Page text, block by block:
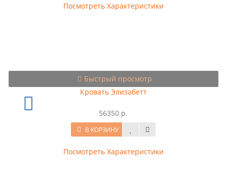
Посмотреть Характеристики
Быстрый просмотр
Кровать Элизабетт
56350 р.
В КОРЗИНУ
Посмотреть Характеристики